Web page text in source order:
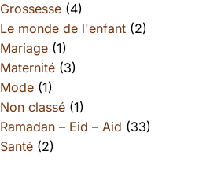
Grossesse (4)
Le monde de l'enfant (2)
Mariage (1)
Maternité (3)
Mode (1)
Non classé (1)
Ramadan – Eid – Aid (33)
Santé (2)